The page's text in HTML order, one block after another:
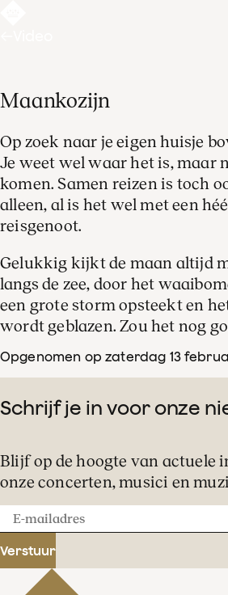
Maankozijn
Op zoek naar je eigen huisje
Je weet wel waar het is, maar
komen. Samen reizen is toch
alleen, al is het wel met een
reisgenoot.
Gelukkig kijkt de maan altijd
langs de zee, door het
een grote storm opsteekt en
wordt geblazen. Zou het nog
Opgenomen op zaterdag 13
Schrijf je in voor onze
Blijf op de hoogte van actuele
onze concerten, musici en
E-
mailadres
Verstuur